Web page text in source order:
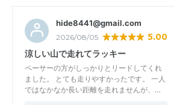
hide8441@gmail.com
2026/08/05 5.00
涼しい山で走れてラッキー
ペーサーの方がしっかりとリードしてくれ
ました。 とても走りやすかったです。 一人
ではなかなか長い距離を走れませんが、…